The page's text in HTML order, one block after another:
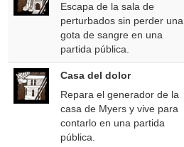
Escapa de la sala de
perturbados sin perder una
gota de sangre en una
partida pública.
Casa del dolor
Repara el generador de la
casa de Myers y vive para
contarlo en una partida
pública.